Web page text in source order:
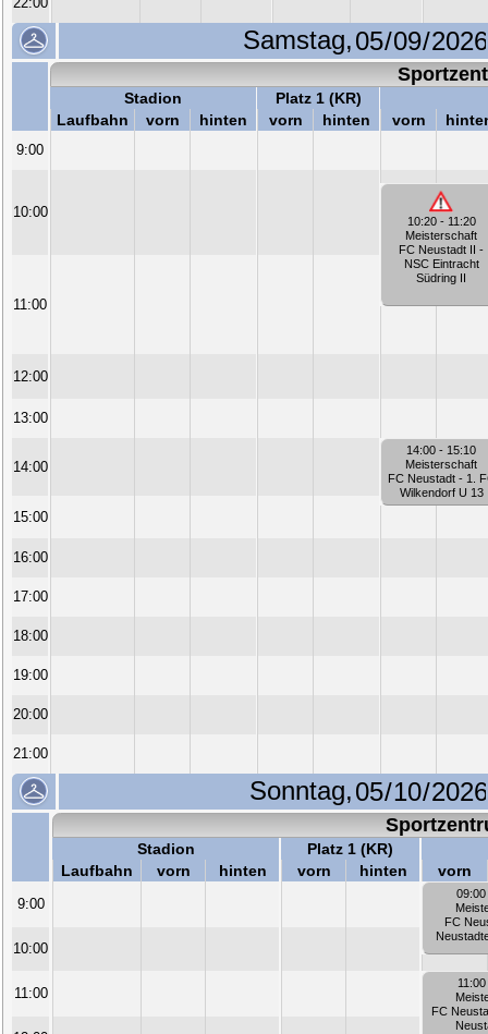
Samstag,
Stadion
Platz 1 (KR)
Laufbahn
vorn hinten vorn hinten vorn
9:00
10:00
10:20 - 11:20
Meisterschaft
FC Neustadt II -
NSC Eintracht
Südring II
11:00
12:00
13:00
14:00
14:00 - 15:10
Meisterschaft
FC Neustadt - 1.
Wilkendorf U 13
15:00
16:00
17:00
18:00
19:00
20:00
21:00
Sonntag,
Stadion
Platz 1 (KR)
Laufbahn
vorn hinten vorn hinten vorn
9:00
FC
10:00
11:00
FC